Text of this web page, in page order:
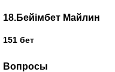
18.Бейімбет Майлин
151 бет
Вопросы